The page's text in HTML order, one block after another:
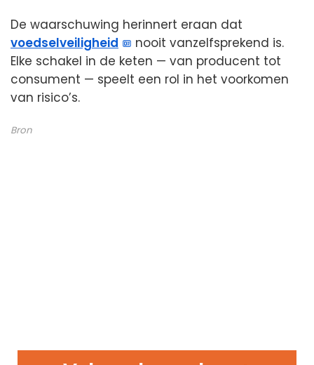
De waarschuwing herinnert eraan dat
voedselveiligheid
nooit vanzelfsprekend is.
Elke schakel in de keten — van producent tot
consument — speelt een rol in het voorkomen
van risico’s.
Bron